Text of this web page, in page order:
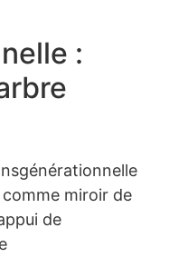
:
miroir de
de